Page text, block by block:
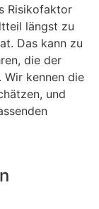
Risikofaktor
längst zu
Das kann zu
die der
kennen die
und